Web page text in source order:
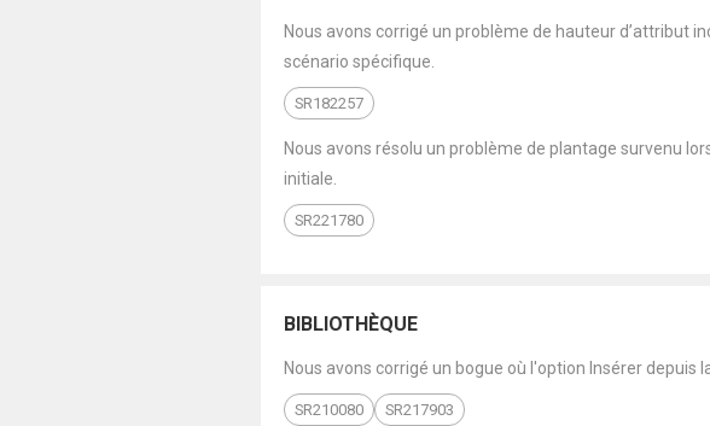
Nous avons corrigé un problème de hauteur d’attribut
scénario spécifique.
SR182257
Nous avons résolu un problème de plantage survenu
initiale.
SR221780
BIBLIOTHÈQUE
Nous avons corrigé un bogue où l'option Insérer
SR210080 SR217903